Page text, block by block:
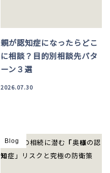
親が認知症になったらどこ
に相談？目的別相談先パタ
ーン３選
2026.07.30
Blog